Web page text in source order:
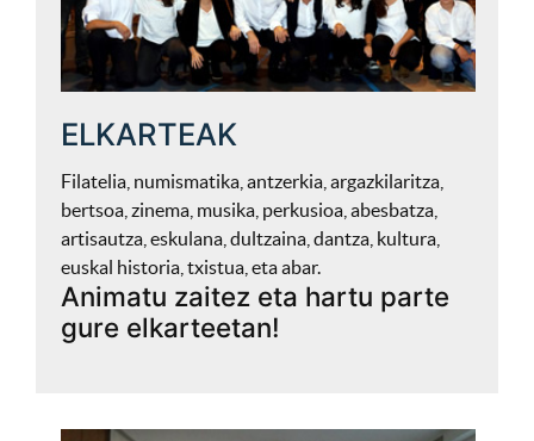
ELKARTEAK
Filatelia, numismatika, antzerkia, argazkilaritza,
bertsoa, zinema, musika, perkusioa, abesbatza,
artisautza, eskulana, dultzaina, dantza, kultura,
euskal historia, txistua, eta abar.
Animatu zaitez eta hartu parte
gure elkarteetan!